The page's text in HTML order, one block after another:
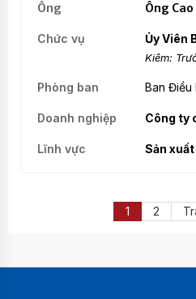
Ông Cao
Ủy Viên
Kiêm:
Ban Điều
Công ty
Sản xuất
1 2